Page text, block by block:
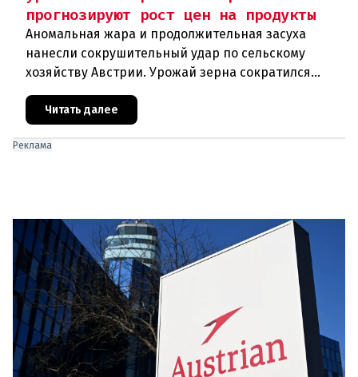
прогнозируют рост цен на продукты
Аномальная жара и продолжительная засуха
нанесли сокрушительный удар по сельскому
хозяйству Австрии. Урожай зерна сократился
потери достигают 80 процентов.
Читать далее
Реклама